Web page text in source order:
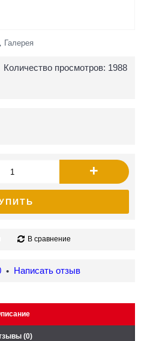
Галерея
Количество просмотров: 1988
+
В сравнение
• Написать отзыв
(0)